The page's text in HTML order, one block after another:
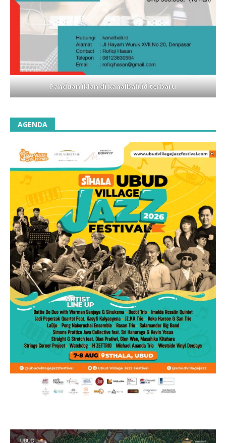
Panduan iklan di kanalbali,id terbaru
AGENDA